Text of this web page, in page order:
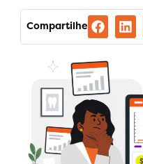
Compartilhe